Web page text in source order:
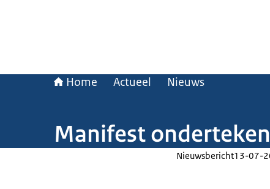
Home Actueel Nieuws
Manifest
Nieuwsbericht13-07-